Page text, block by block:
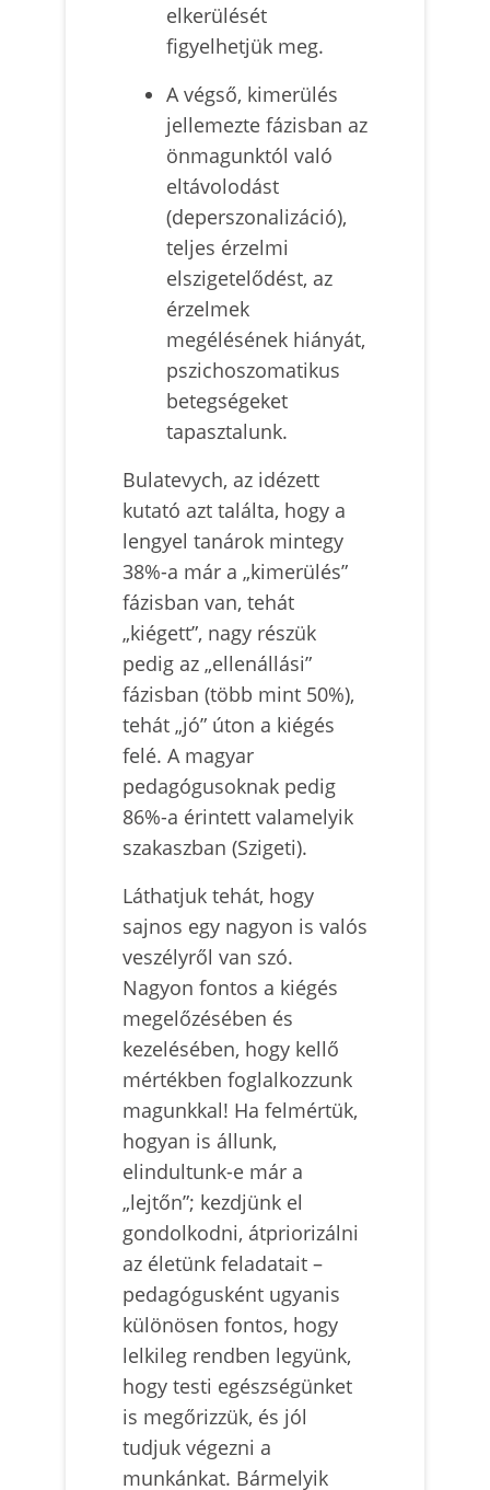
elkerülését
figyelhetjük meg.
A végső, kimerülés
jellemezte fázisban az
önmagunktól való
eltávolodást
(deperszonalizáció),
teljes érzelmi
elszigetelődést, az
érzelmek
megélésének hiányát,
pszichoszomatikus
betegségeket
tapasztalunk.
Bulatevych, az idézett
kutató azt találta, hogy a
lengyel tanárok mintegy
38%-a már a „kimerülés”
fázisban van, tehát
„kiégett”, nagy részük
pedig az „ellenállási”
fázisban (több mint 50%),
tehát „jó” úton a kiégés
felé. A magyar
pedagógusoknak pedig
86%-a érintett valamelyik
szakaszban (Szigeti).
Láthatjuk tehát, hogy
sajnos egy nagyon is valós
veszélyről van szó.
Nagyon fontos a kiégés
megelőzésében és
kezelésében, hogy kellő
mértékben foglalkozzunk
magunkkal! Ha felmértük,
hogyan is állunk,
elindultunk-e már a
„lejtőn”; kezdjünk el
gondolkodni, átpriorizálni
az életünk feladatait –
pedagógusként ugyanis
különösen fontos, hogy
lelkileg rendben legyünk,
hogy testi egészségünket
is megőrizzük, és jól
tudjuk végezni a
munkánkat. Bármelyik